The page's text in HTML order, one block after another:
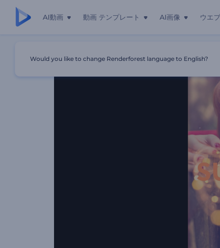
AI動画 動画 テンプレート AI画像 ウエ
Would you like to change Renderforest language to English?